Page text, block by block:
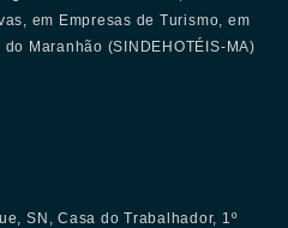
em Empresas de Turismo, em
Maranhão (SINDEHOTÉIS-MA)
SN, Casa do Trabalhador, 1º